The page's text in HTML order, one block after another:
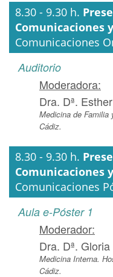
8.30 - 9.30 h.
Comunicaciones
Comunicaciones
Auditorio
Moderadora:
Dra. Dª.
Medicina de Familia
Cádiz.
8.30 - 9.30 h.
Comunicaciones
Comunicaciones
Aula e-Póster 1
Moderador:
Dra. Dª.
Medicina Interna.
Cádiz.